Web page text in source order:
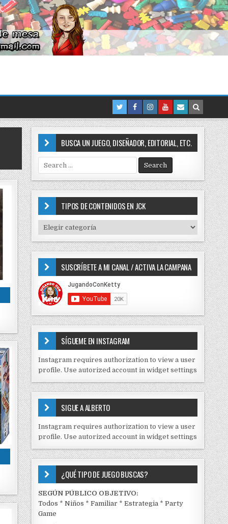
BUSCA UN JUEGO, DISEÑADOR, EDITORIAL, ETC.
e
a
r
o
r
:
TIPOS DE CONTENIDOS EN JCK
I
P
D
E
C
N
T
I
D
S
E
J
C
K
SUSCRÍBETE A MI CANAL / ACTIVA LA CAMPANA
SÍGUEME EN INSTAGRAM
Instagram requires authorization to view a user
profile. Use autorized account in widget settings
SIGUE A ALBERTO
Instagram requires authorization to view a user
profile. Use autorized account in widget settings
¿QUÉ TIPO DE JUEGO BUSCAS?
SEGÚN PÚBLICO OBJETIVO:
Todos *Niños *Familiar *Estrategia *Party
Game